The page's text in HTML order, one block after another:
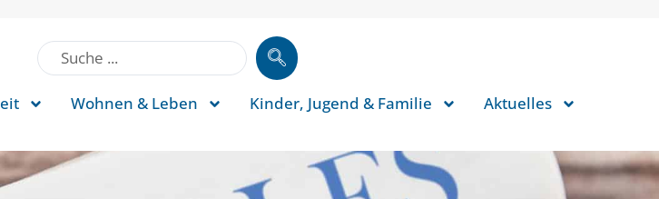
Wohnen & Leben Kinder, Jugend & Familie
Aktuelles